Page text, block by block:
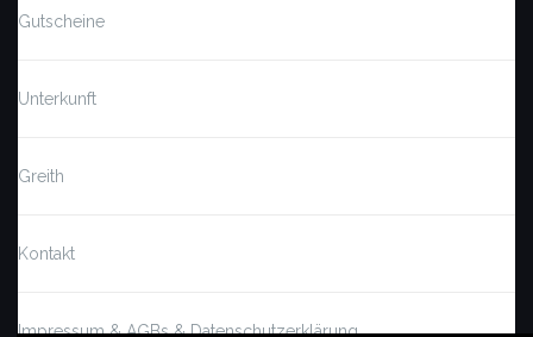
Gutscheine
Unterkunft
Greith
Kontakt
Impressum & AGBs & Datenschutzerklärung